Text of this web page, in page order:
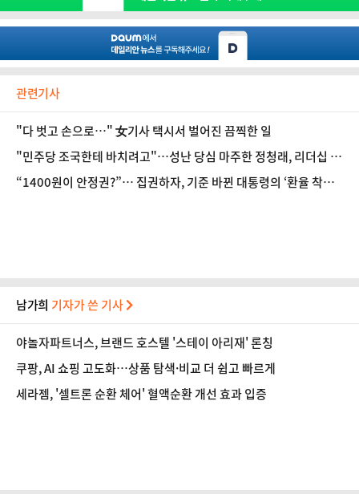
관련기사
"다 벗고 손으로…" 女기사 택시서 벌어진 끔찍한 일
"민주당 조국한테 바치려고"…성난 당심 마주한 정청래, 리더십 흔
들리나? [정국 기상대]
“1400원이 안정권?”… 집권하자, 기준 바뀐 대통령의 ‘환율 착시’
남가희 기자가 쓴 기사
야놀자파트너스, 브랜드 호스텔 '스테이 아리재' 론칭
쿠팡, AI 쇼핑 고도화…상품 탐색·비교 더 쉽고 빠르게
세라젬, '셀트론 순환 체어' 혈액순환 개선 효과 입증